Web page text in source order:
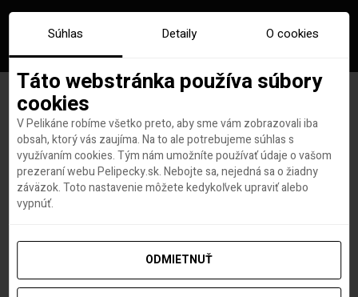
Značka:kansas
Súhlas Detaily O cookies
Táto webstránka používa súbory
cookies
V Pelikáne robíme všetko preto, aby sme vám zobrazovali iba
obsah, ktorý vás zaujíma. Na to ale potrebujeme súhlas s
využívaním cookies. Tým nám umožníte používať údaje o vašom
prezeraní webu Pelipecky.sk. Nebojte sa, nejedná sa o žiadny
záväzok. Toto nastavenie môžete kedykoľvek upraviť alebo
vypnúť.
ODMIETNUŤ